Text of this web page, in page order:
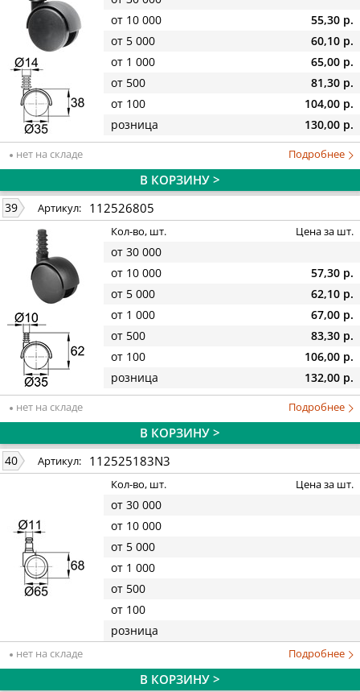
от 10 000
55,30 р.
от 5 000
60,10 р.
от 1 000
65,00 р.
от 500
81,30 р.
от 100
104,00 р.
розница
130,00 р.
нет на складе Подробнее
В КОРЗИНУ >
39 Артикул: 112526805
Кол-во, шт. Цена за шт.
от 30 000
от 10 000
57,30 р.
от 5 000
62,10 р.
от 1 000
67,00 р.
от 500
83,30 р.
от 100
106,00 р.
розница
132,00 р.
нет на складе Подробнее
В КОРЗИНУ >
40 Артикул: 112525183N3
Кол-во, шт. Цена за шт.
от 30 000
от 10 000
от 5 000
от 1 000
от 500
от 100
розница
нет на складе Подробнее
В КОРЗИНУ >